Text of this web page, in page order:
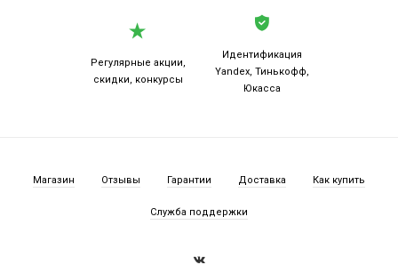
Регулярные акции,
скидки, конкурсы
Идентификация
Yandex, Тинькофф,
Юкасса
Магазин Отзывы Гарантии Доставка Как купить
Служба поддержки